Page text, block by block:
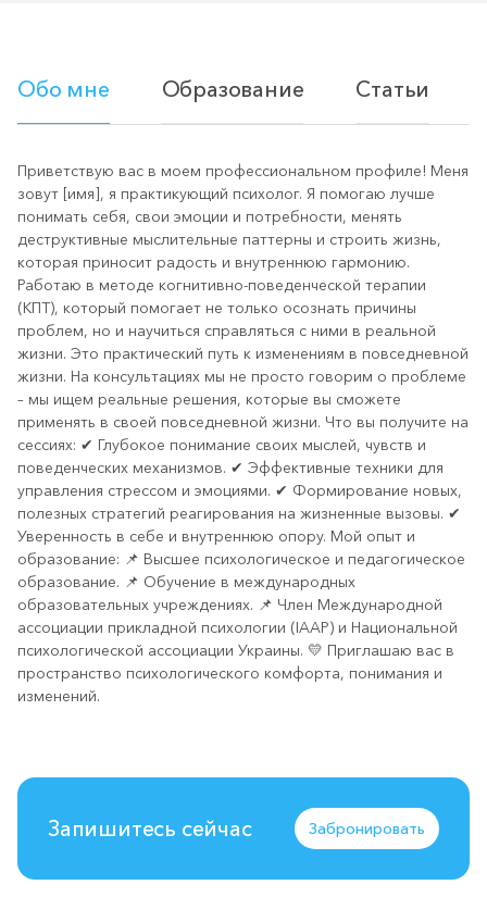
Обо мне Образование Статьи
Приветствую вас в моем профессиональном профиле! Меня
зовут [имя], я практикующий психолог. Я помогаю лучше
понимать себя, свои эмоции и потребности, менять
деструктивные мыслительные паттерны и строить жизнь,
которая приносит радость и внутреннюю гармонию.
Работаю в методе когнитивно-поведенческой терапии
(КПТ), который помогает не только осознать причины
проблем, но и научиться справляться с ними в реальной
жизни. Это практический путь к изменениям в повседневной
жизни. На консультациях мы не просто говорим о проблеме
– мы ищем реальные решения, которые вы сможете
применять в своей повседневной жизни. Что вы получите на
сессиях: ✔ Глубокое понимание своих мыслей, чувств и
поведенческих механизмов. ✔ Эффективные техники для
управления стрессом и эмоциями. ✔ Формирование новых,
полезных стратегий реагирования на жизненные вызовы. ✔
Уверенность в себе и внутреннюю опору. Мой опыт и
образование: 📌 Высшее психологическое и педагогическое
образование. 📌 Обучение в международных
образовательных учреждениях. 📌 Член Международной
ассоциации прикладной психологии (IAAP) и Национальной
психологической ассоциации Украины. 💛 Приглашаю вас в
пространство психологического комфорта, понимания и
изменений.
Запишитесь сейчас Забронировать